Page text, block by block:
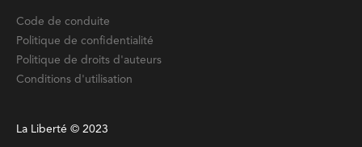
Code de conduite
Politique de confidentialité
Politique de droits d'auteurs
Conditions d'utilisation
La Liberté © 2023